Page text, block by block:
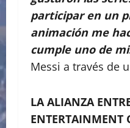
participar en un
animación me
cumple uno de
Messi a través de
LA ALIANZA
ENTERTAINMENT